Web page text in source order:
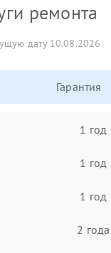
ремонта
дату 10.08.2026
Гарантия
1 год
1 год
1 год
2 года